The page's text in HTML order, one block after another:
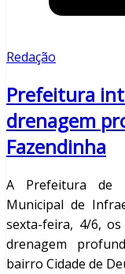
Redação
Prefeitura
drenagem
Fazendinha
A Prefeitura de
Municipal de
sexta-feira, 4/6,
drenagem
bairro Cidade de